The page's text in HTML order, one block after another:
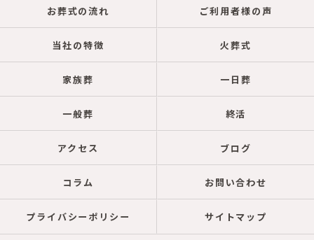
お葬式の流れ ご利用者様の声
当社の特徴 火葬式
家族葬 一日葬
一般葬 終活
アクセス ブログ
コラム お問い合わせ
プライバシーポリシー サイトマップ